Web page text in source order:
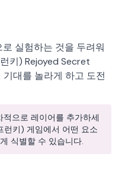
실험하는 것을 두려워
키) Rejoyed Secret
대를 놀라게 하고 도전
으로 레이어를 추가하세
런키) 게임에서 어떤 요소
식별할 수 있습니다.